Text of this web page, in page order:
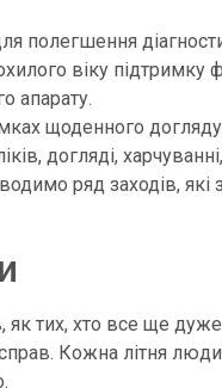
полегшення
віку підтримку
апарату.
щоденного
догляді,
ряд заходів, які
тих, хто все ще дуже
Кожна літня